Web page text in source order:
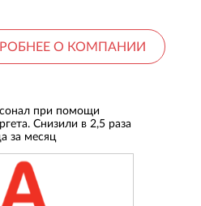
О КОМПАНИИ
при помощи
Снизили в 2,5 раза
за месяц